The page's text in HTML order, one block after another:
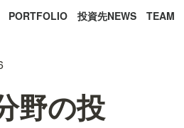
PORTFOLIO 投資先NEWS TEAM
野の投